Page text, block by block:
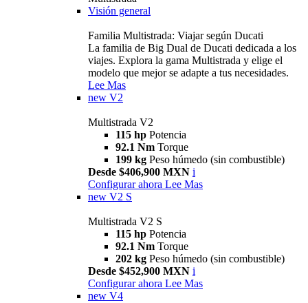
Visión general
Familia Multistrada: Viajar según Ducati
La familia de Big Dual de Ducati dedicada a los
viajes. Explora la gama Multistrada y elige el
modelo que mejor se adapte a tus necesidades.
Lee Mas
new V2
Multistrada V2
115 hp Potencia
92.1 Nm Torque
199 kg Peso húmedo (sin combustible)
Desde $406,900 MXN i
Configurar ahora Lee Mas
new V2 S
Multistrada V2 S
115 hp Potencia
92.1 Nm Torque
202 kg Peso húmedo (sin combustible)
Desde $452,900 MXN i
Configurar ahora Lee Mas
new V4